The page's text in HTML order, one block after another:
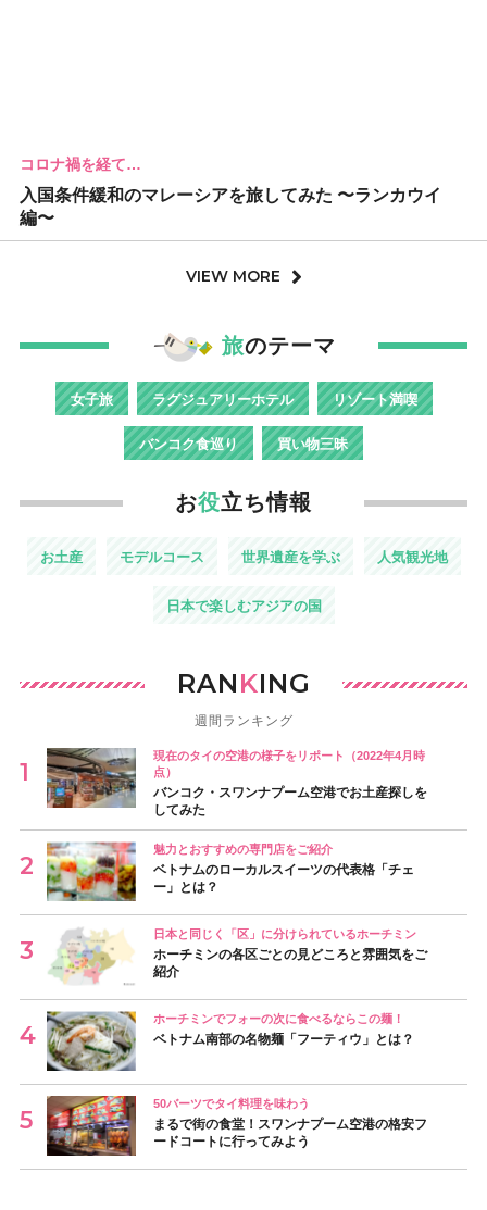
コロナ禍を経て…
入国条件緩和のマレーシアを旅してみた 〜ランカウイ
編〜
VIEW MORE
旅のテーマ
女子旅 ラグジュアリーホテル リゾート満喫
バンコク食巡り 買い物三昧
お役立ち情報
お土産 モデルコース 世界遺産を学ぶ 人気観光地
日本で楽しむアジアの国
RANKING
週間ランキング
現在のタイの空港の様子をリポート（2022年4月時
点）
バンコク・スワンナプーム空港でお土産探しを
してみた
魅力とおすすめの専門店をご紹介
ベトナムのローカルスイーツの代表格「チェ
ー」とは？
日本と同じく「区」に分けられているホーチミン
ホーチミンの各区ごとの見どころと雰囲気をご
紹介
ホーチミンでフォーの次に食べるならこの麺！
ベトナム南部の名物麺「フーティウ」とは？
50バーツでタイ料理を味わう
まるで街の食堂！スワンナプーム空港の格安フ
ードコートに行ってみよう